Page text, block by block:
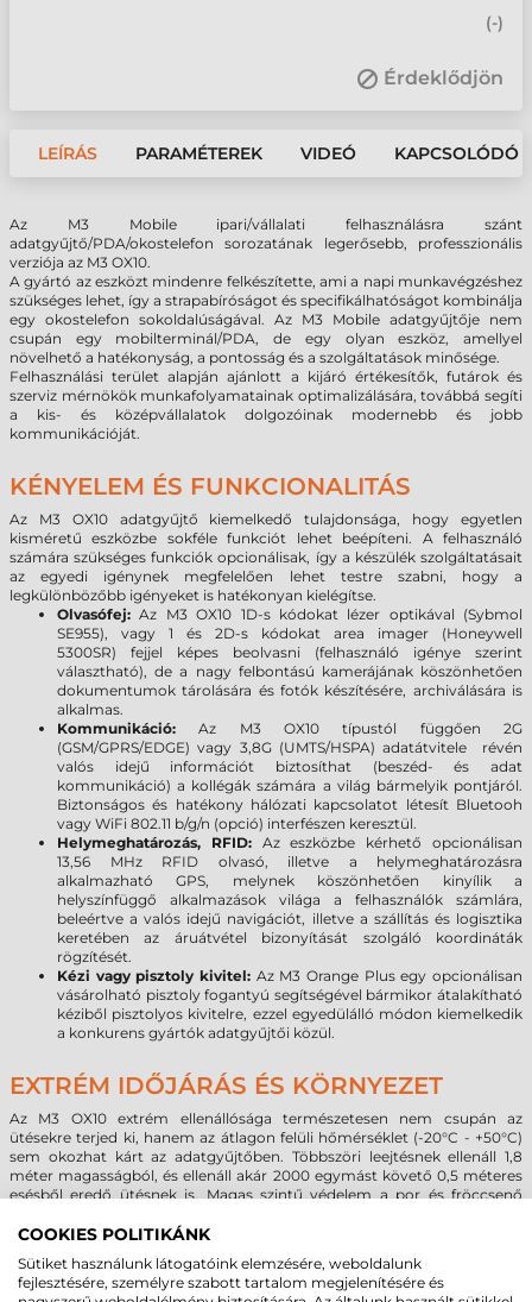
(-)
Érdeklődjön
LEÍRÁS PARAMÉTEREK VIDEÓ KAPCSOLÓDÓ
Az M3 Mobile ipari/vállalati felhasználásra szánt
adatgyűjtő/PDA/okostelefon sorozatának legerősebb, professzionális
verziója az M3 OX10.
A gyártó az eszközt mindenre felkészítette, ami a napi munkavégzéshez
szükséges lehet, így a strapabíróságot és specifikálhatóságot kombinálja
egy okostelefon sokoldalúságával. Az M3 Mobile adatgyűjtője nem
csupán egy mobilterminál/PDA, de egy olyan eszköz, amellyel
növelhető a hatékonyság, a pontosság és a szolgáltatások minősége.
Felhasználási terület alapján ajánlott a kijáró értékesítők, futárok és
szerviz mérnökök munkafolyamatainak optimalizálására, továbbá segíti
a kis- és középvállalatok dolgozóinak modernebb és jobb
kommunikációját.
KÉNYELEM ÉS FUNKCIONALITÁS
Az M3 OX10adatgyűjtő kiemelkedő tulajdonsága, hogy egyetlen
kisméretű eszközbe sokféle funkciót lehet beépíteni. A felhasználó
számára szükséges funkciók opcionálisak, így a készülék szolgáltatásait
az egyedi igénynek megfelelően lehet testre szabni, hogy a
legkülönbözőbb igényeket is hatékonyan kielégítse.
Olvasófej:Az M3OX10 1D-s kódokat lézer optikával (Sybmol
SE955), vagy 1 és 2D-s kódokat area imager (Honeywell
5300SR) fejjel képes beolvasni (felhasználó igénye szerint
választható), de a nagy felbontású kamerájának köszönhetően
dokumentumok tárolására és fotók készítésére, archiválására is
alkalmas.
Kommunikáció:Az M3OX10 típustól függően 2G
(GSM/GPRS/EDGE) vagy 3,8G (UMTS/HSPA) adatátvitele révén
valós idejű információt biztosíthat (beszéd- és adat
kommunikáció) a kollégák számára a világ bármelyik pontjáról.
Biztonságos és hatékony hálózati kapcsolatot létesít Bluetooh
vagy WiFi 802.11 b/g/n (opció) interfészen keresztül.
Helymeghatározás, RFID:
Az eszközbe kérhető opcionálisan
13,56 MHz RFID olvasó, illetve a helymeghatározásra
alkalmazható GPS, melynek köszönhetően kinyílik a
helyszínfüggő alkalmazások világa a felhasználók számlára,
beleértve a valós idejű navigációt, illetve a szállítás és logisztika
keretében az áruátvétel bizonyítását szolgáló koordináták
rögzítését.
Kézi vagy pisztoly kivitel: Az M3 Orange Plus egy opcionálisan
vásárolható pisztoly fogantyú segítségével bármikor átalakítható
kéziből pisztolyos kivitelre, ezzel egyedülálló módon kiemelkedik
a konkurens gyártók adatgyűjtői közül.
EXTRÉM IDŐJÁRÁS ÉS KÖRNYEZET
Az M3 OX10extrém ellenállósága természetesen nem csupán az
ütésekre terjed ki, hanem az átlagon felüli hőmérséklet (-20°C - +50°C)
sem okozhat kárt az adatgyűjtőben. Többszöri leejtésnek ellenáll 1,8
méter magasságból, és ellenáll akár 2000 egymást követő 0,5 méteres
esésből eredő ütésnek is. Magas szintű védelem a por és fröccsenő
MEGBÍZHAT BENNÜNK! ISMERJE MEG
COOKIES POLITIKÁNK
Sütiket használunk látogatóink elemzésére, weboldalunk
fejlesztésére, személyre szabott tartalom megjelenítésére és